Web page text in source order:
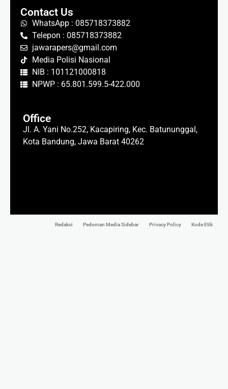
Contact Us
WhatsApp : 085718373882
Telepon : 085718373882
jawarapers@gmail.com
Media Polisi Nasional
NIB : 101121000818
NPWP : 65.801.599.5-422.000
Office
Jl. A. Yani No.252, Kacapiring, Kec. Batununggal,
Kota Bandung, Jawa Barat 40262
Redaksi Pedoman Media Sidebar Privacy Policy Kode Etik